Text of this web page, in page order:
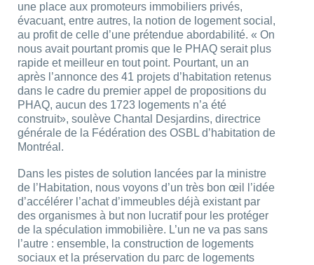
une place aux promoteurs immobiliers privés,
évacuant, entre autres, la notion de logement social,
au profit de celle d’une prétendue abordabilité. « On
nous avait pourtant promis que le PHAQ serait plus
rapide et meilleur en tout point. Pourtant, un an
après l’annonce des 41 projets d’habitation retenus
dans le cadre du premier appel de propositions du
PHAQ, aucun des 1723 logements n’a été
construit», soulève Chantal Desjardins, directrice
générale de la Fédération des OSBL d’habitation de
Montréal.
Dans les pistes de solution lancées par la ministre
de l’Habitation, nous voyons d’un très bon œil l’idée
d’accélérer l’achat d’immeubles déjà existant par
des organismes à but non lucratif pour les protéger
de la spéculation immobilière. L’un ne va pas sans
l’autre : ensemble, la construction de logements
sociaux et la préservation du parc de logements